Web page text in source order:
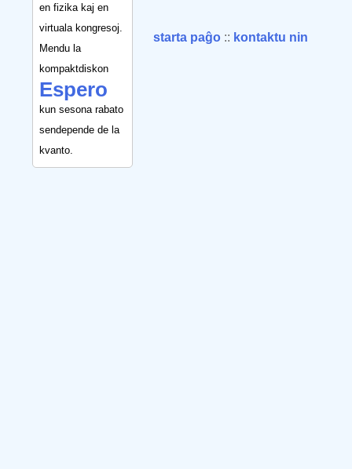
en fizika kaj en
virtuala kongresoj.
Mendu la
kompaktdiskon
Espero
kun sesona rabato
sendepende de la
kvanto.
starta paĝo :: kontaktu nin